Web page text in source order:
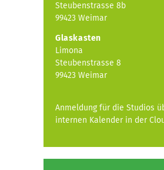
Steubenstrasse 8b
99423 Weimar
Glaskasten
Limona
Steubenstrasse 8
99423 Weimar
Anmeldung für die Studios
internen Kalender in der